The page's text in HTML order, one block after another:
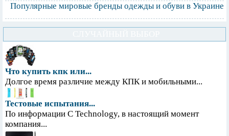
Популярные мировые бренды одежды и обуви в Украине
Что купить кпк или...
Долгое время различие между КПК и мобильными...
Тестовые испытания...
По информации С Technology, в настоящий момент
компания...